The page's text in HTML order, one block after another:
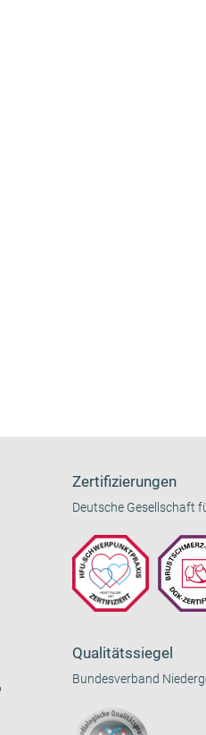
Zertifizierungen
Deutsche Gesellschaft
Qualitätssiegel
Bundesverband